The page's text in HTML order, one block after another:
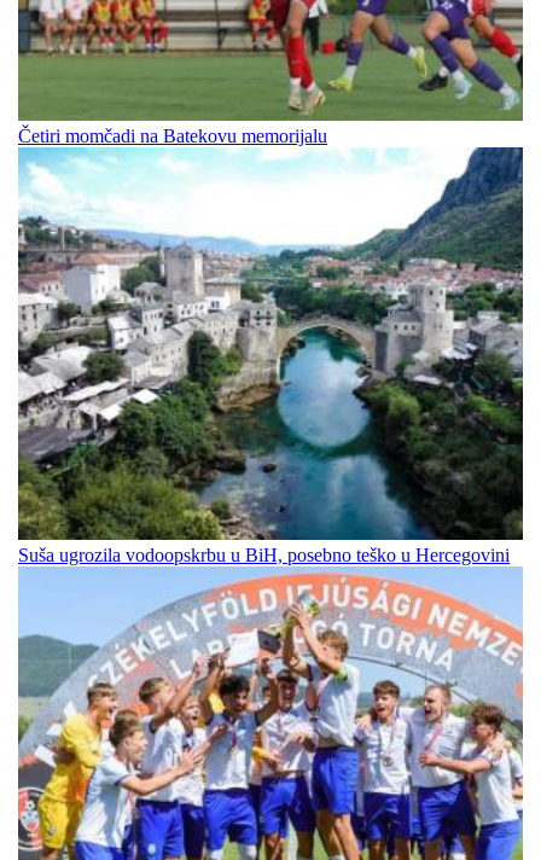
Četiri momčadi na Batekovu memorijalu
Suša ugrozila vodoopskrbu u BiH, posebno teško u Hercegovini